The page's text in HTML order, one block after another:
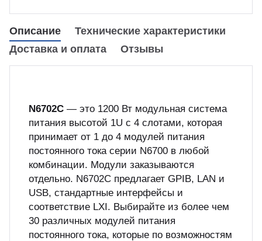
цикл сборочных работ «под
безопасной и эффективной
неиспользуемого оборудования
Описание
Технические характеристики
Доставка и оплата
Отзывы
N6702C — это 1200 Вт модульная система
питания высотой 1U с 4 слотами, которая
принимает от 1 до 4 модулей питания
постоянного тока серии N6700 в любой
комбинации. Модули заказываются
отдельно. N6702C предлагает GPIB, LAN и
USB, стандартные интерфейсы и
соответствие LXI. Выбирайте из более чем
30 различных модулей питания
постоянного тока, которые по возможностям